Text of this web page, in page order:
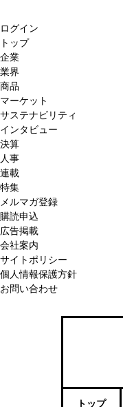
ログイン
トップ
企業
業界
商品
マーケット
サステナビリティ
インタビュー
決算
人事
連載
特集
メルマガ登録
購読申込
広告掲載
会社案内
サイトポリシー
個人情報保護方針
お問い合わせ
トップ